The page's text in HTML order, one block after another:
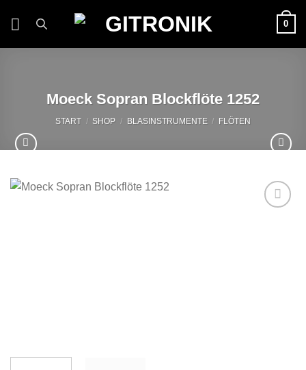
0
Moeck Sopran Blockflöte 1252
START / SHOP / BLASINSTRUMENTE / FLÖTEN